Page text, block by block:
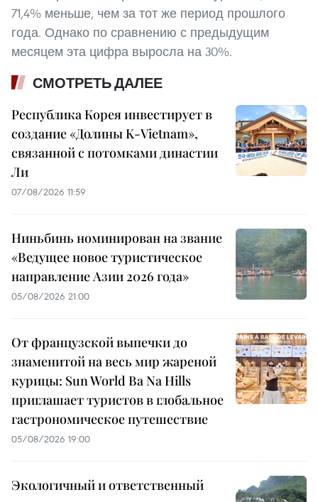
71,4% меньше, чем за тот же период прошлого
года. Однако по сравнению с предыдущим
месяцем эта цифра выросла на 30%.
СМОТРЕТЬ ДАЛЕЕ
Республика Корея инвестирует в
создание «Долины K-Vietnam»,
связанной с потомками династии
Ли
07/08/2026 11:59
Ниньбинь номинирован на звание
«Ведущее новое туристическое
направление Азии 2026 года»
05/08/2026 21:00
От французской выпечки до
знаменитой на весь мир жареной
курицы: Sun World Ba Na Hills
приглашает туристов в глобальное
гастрономическое путешествие
05/08/2026 19:00
Экологичный и ответственный